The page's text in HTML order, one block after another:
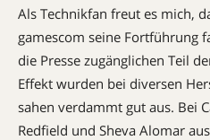
Als Technikfan freut es mich,
gamescom seine Fortführung
die Presse zugänglichen Teil
Effekt wurden bei diversen
sahen verdammt gut aus. Bei
Redfield und Sheva Alomar aus